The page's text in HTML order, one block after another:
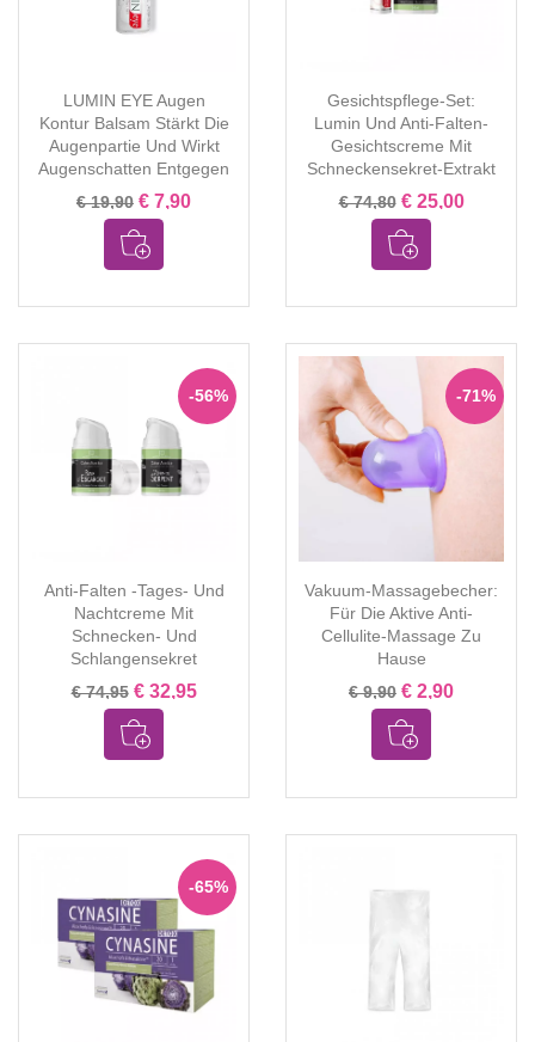
LUMIN EYE Augen
Kontur Balsam Stärkt Die
Augenpartie Und Wirkt
Augenschatten Entgegen
€ 19,90 € 7,90
Gesichtspflege-Set:
Lumin Und Anti-Falten-
Gesichtscreme Mit
Schneckensekret-Extrakt
€ 74,80 € 25,00
Anti-Falten -Tages- Und
Nachtcreme Mit
Schnecken- Und
Schlangensekret
€ 74,95 € 32,95
-56%
Vakuum-Massagebecher:
Für Die Aktive Anti-
Cellulite-Massage Zu
Hause
€ 9,90 € 2,90
-71%
-65%